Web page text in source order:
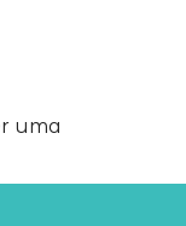
uma